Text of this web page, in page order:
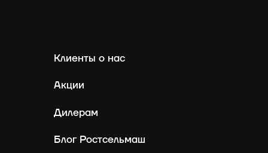
Клиенты о нас
Акции
Дилерам
Блог Ростсельмаш